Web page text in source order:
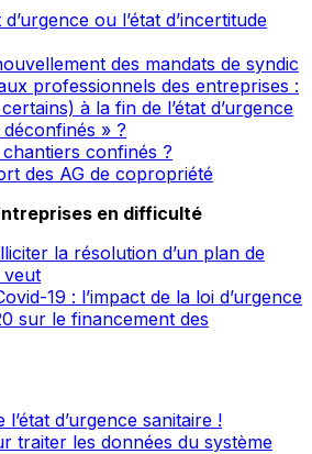
d’urgence ou l’état d’incertitude
des mandats de syndic
professionnels des entreprises :
à la fin de l’état d’urgence
» ?
chantiers confinés ?
des AG de copropriété
en difficulté
la résolution d’un plan de
veut
19 : l’impact de la loi d’urgence
sur le financement des
d’urgence sanitaire !
traiter les données du système